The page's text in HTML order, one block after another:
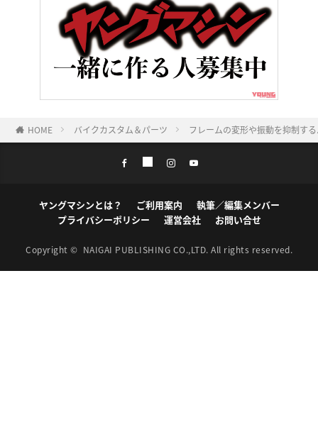
HOME バイクカスタム＆パーツ フレームの変形や振動を抑制す
ヤングマシンとは？ ご利用案内
執筆／編集メンバー
プライバシーポリシー
運営会社 お問い合せ
Copyright © NAIGAI PUBLISHING CO.,LTD. All rights reserved.